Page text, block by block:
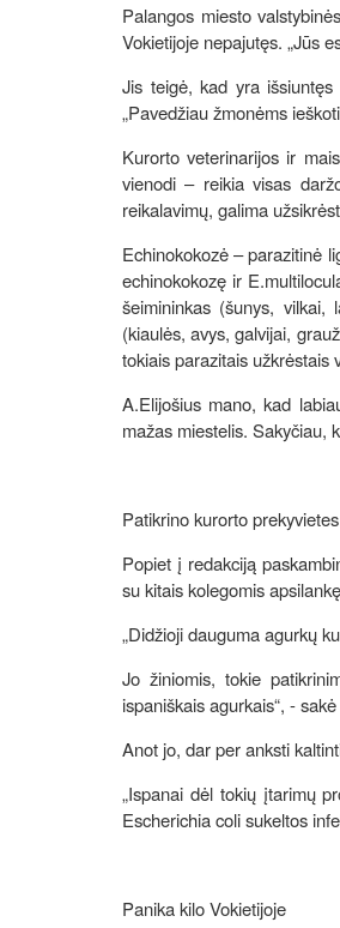
Palangos miesto
Vokietijoje nepajutęs. „Jūs
Jis teigė, kad yra
„Pavedžiau žmonėms
Kurorto veterinarijos ir
vienodi – reikia visas
reikalavimų, galima
Echinokokozė – parazitinė
echinokokozę ir
šeimininkas (šunys,
(kiaulės, avys, galvijai,
tokiais parazitais užkrėstais
A.Elijošius mano, kad
mažas miestelis. Sakyčiau,
Patikrino kurorto prekyvietes
Popiet į redakciją
su kitais kolegomis
„Didžioji dauguma agurkų
Jo žiniomis, tokie
ispaniškais agurkais“, -
Anot jo, dar per anksti
„Ispanai dėl tokių įtarimų
Escherichia coli sukeltos
Panika kilo Vokietijoje